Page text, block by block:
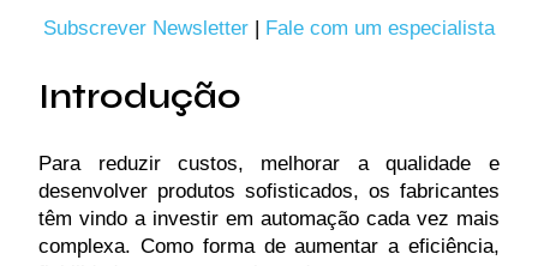
Subscrever Newsletter | Fale com um especialista
Introdução
Para reduzir custos, melhorar a qualidade e
desenvolver produtos sofisticados, os fabricantes
têm vindo a investir em automação cada vez mais
complexa. Como forma de aumentar a eficiência,